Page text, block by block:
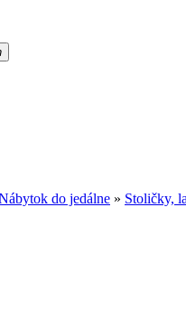
do jedálne » Stoličky,